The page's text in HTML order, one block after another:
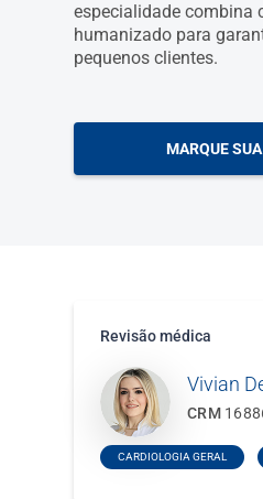
especialidade combina
humanizado para
pequenos clientes.
MARQUE
Revisão médica
Vivian
CRM
CARDIOLOGIA GERAL